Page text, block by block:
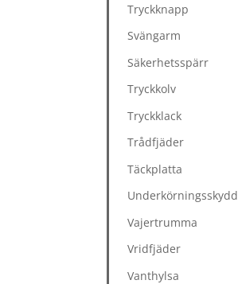
Tryckknapp
Svängarm
Säkerhetsspärr
Tryckkolv
Tryckklack
Trådfjäder
Täckplatta
Underkörningsskydd
Vajertrumma
Vridfjäder
Vanthylsa